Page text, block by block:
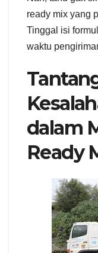
ready mix yang
Tinggal isi
waktu
dalam
Ready